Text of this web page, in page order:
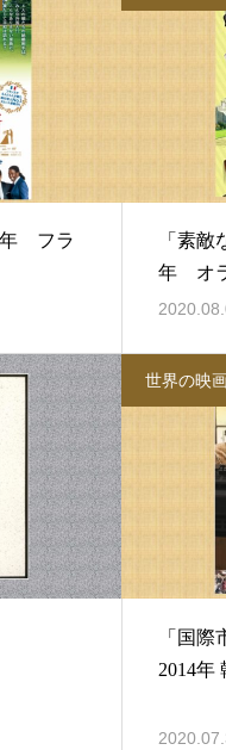
年 フラ
「素
年 オ
世界の映
「国際
2014年